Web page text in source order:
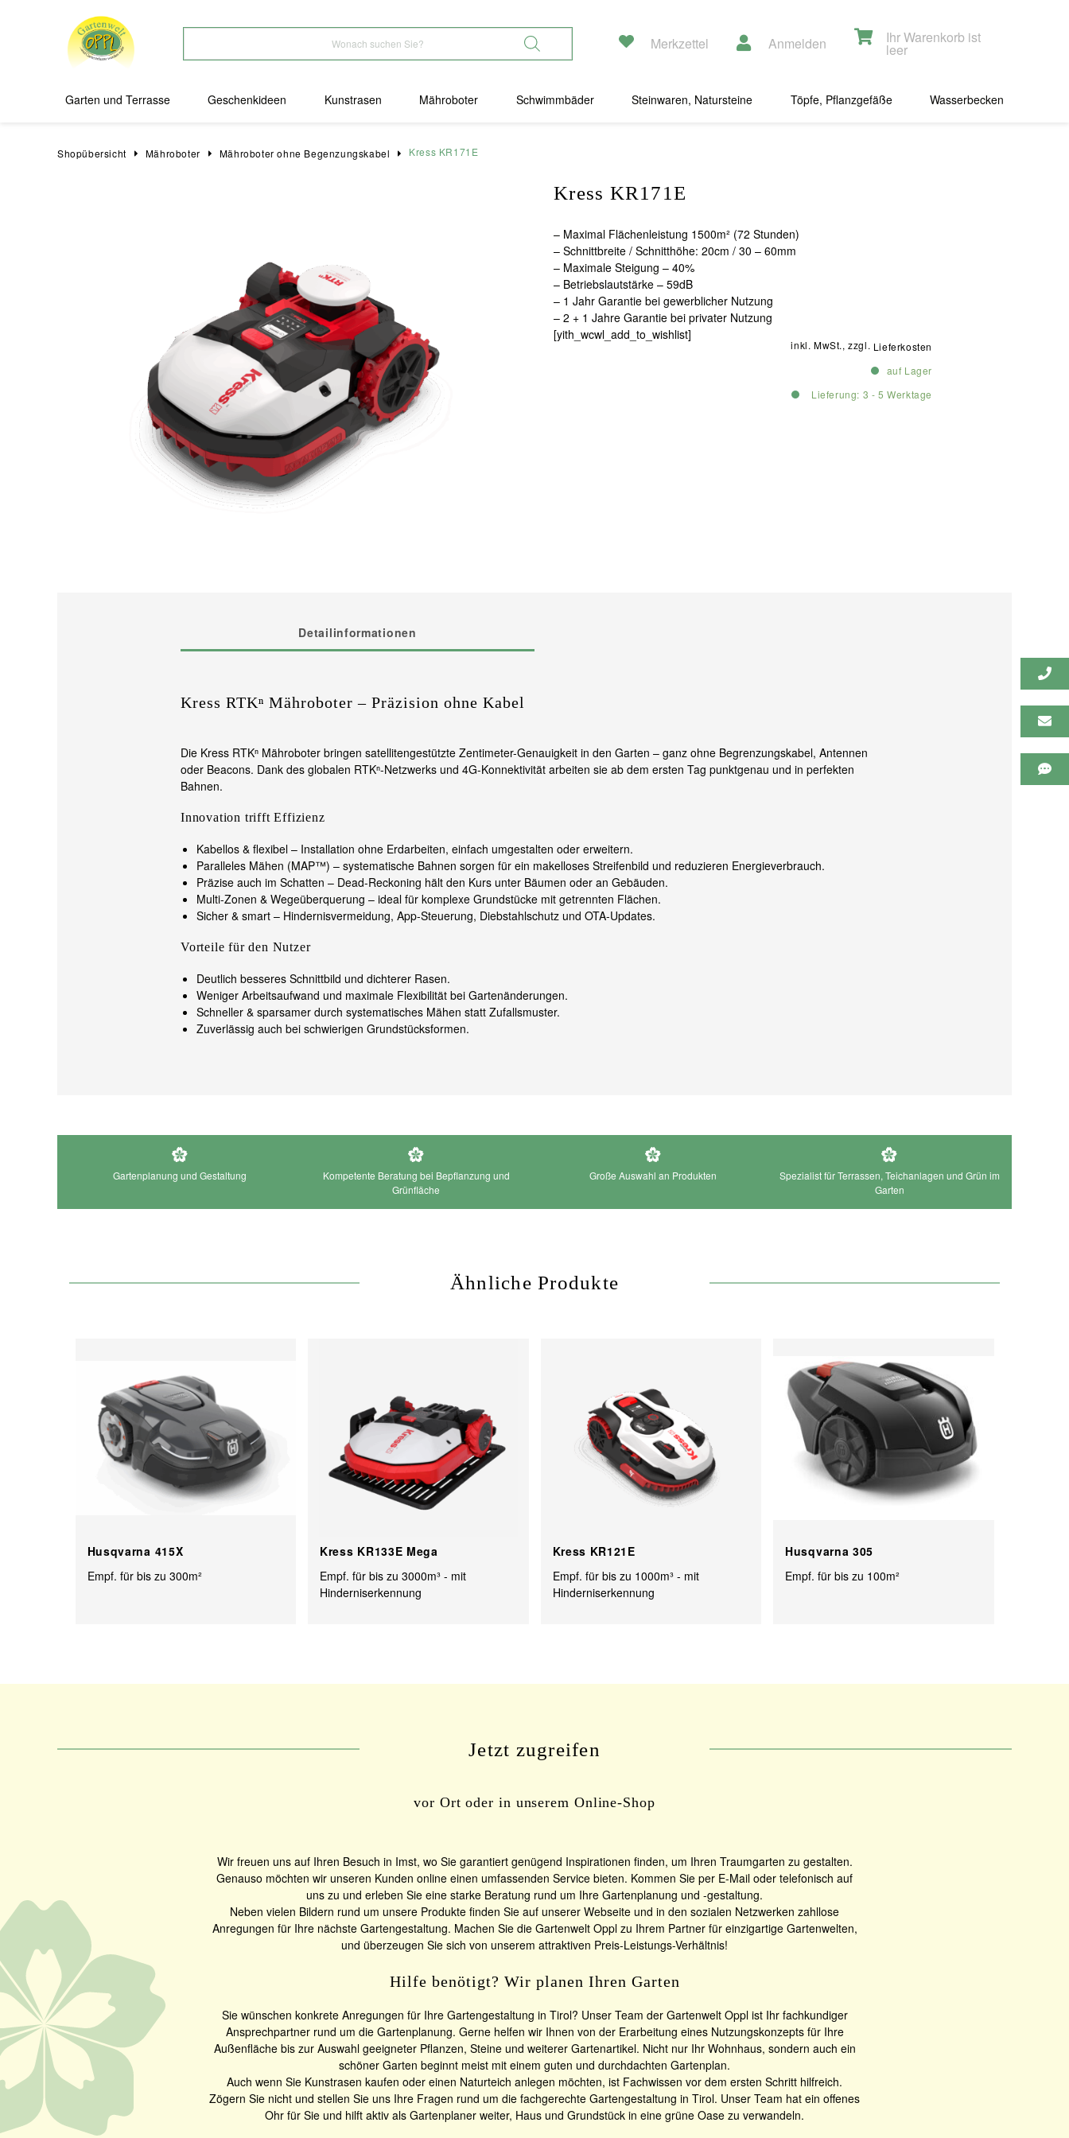
Merkzettel Anmelden Ihr Warenkorb ist
leer
Garten und Terrasse Geschenkideen Kunstrasen Mähroboter Schwimmbäder Steinwaren, Natursteine Töpfe, Pflanzgefäße Wasserbecken
Shopübersicht Mähroboter Mähroboter ohne Begenzungskabel Kress KR171E
Kress KR171E
– Maximal Flächenleistung 1500m² (72 Stunden)
– Schnittbreite / Schnitthöhe: 20cm / 30 – 60mm
– Maximale Steigung – 40%
– Betriebslautstärke – 59dB
– 1 Jahr Garantie bei gewerblicher Nutzung
– 2 + 1 Jahre Garantie bei privater Nutzung
[yith_wcwl_add_to_wishlist]
inkl. MwSt., zzgl. Lieferkosten
auf Lager
Lieferung: 3 - 5 Werktage
Detailinformationen
Kress RTKⁿ Mähroboter – Präzision ohne Kabel
Die Kress RTKⁿ Mähroboter bringen satellitengestützte Zentimeter-Genauigkeit in den Garten – ganz ohne Begrenzungskabel, Antennen
oder Beacons. Dank des globalen RTKⁿ-Netzwerks und 4G-Konnektivität arbeiten sie ab dem ersten Tag punktgenau und in perfekten
Bahnen.
Innovation trifft Effizienz
Kabellos & flexibel – Installation ohne Erdarbeiten, einfach umgestalten oder erweitern.
Paralleles Mähen (MAP™) – systematische Bahnen sorgen für ein makelloses Streifenbild und reduzieren Energieverbrauch.
Präzise auch im Schatten – Dead-Reckoning hält den Kurs unter Bäumen oder an Gebäuden.
Multi-Zonen & Wegeüberquerung – ideal für komplexe Grundstücke mit getrennten Flächen.
Sicher & smart – Hindernisvermeidung, App-Steuerung, Diebstahlschutz und OTA-Updates.
Vorteile für den Nutzer
Deutlich besseres Schnittbild und dichterer Rasen.
Weniger Arbeitsaufwand und maximale Flexibilität bei Gartenänderungen.
Schneller & sparsamer durch systematisches Mähen statt Zufallsmuster.
Zuverlässig auch bei schwierigen Grundstücksformen.
Gartenplanung und Gestaltung
Kompetente Beratung bei Bepflanzung und
Grünfläche
Große Auswahl an Produkten
Spezialist für Terrassen, Teichanlagen und Grün im
Garten
Ähnliche Produkte
Husqvarna 415X
Empf. für bis zu 300m²
Kress KR133E Mega
Empf. für bis zu 3000m³ - mit
Hinderniserkennung
Kress KR121E
Empf. für bis zu 1000m³ - mit
Hinderniserkennung
Husqvarna 305
Empf. für bis zu 100m²
Jetzt zugreifen
vor Ort oder in unserem Online-Shop
Wir freuen uns auf Ihren Besuch in Imst, wo Sie garantiert genügend Inspirationen finden, um Ihren Traumgarten zu gestalten.
Genauso möchten wir unseren Kunden online einen umfassenden Service bieten. Kommen Sie per E-Mail oder telefonisch auf
uns zu und erleben Sie eine starke Beratung rund um Ihre Gartenplanung und -gestaltung.
Neben vielen Bildern rund um unsere Produkte finden Sie auf unserer Webseite und in den sozialen Netzwerken zahllose
Anregungen für Ihre nächste Gartengestaltung. Machen Sie die Gartenwelt Oppl zu Ihrem Partner für einzigartige Gartenwelten,
und überzeugen Sie sich von unserem attraktiven Preis-Leistungs-Verhältnis!
Hilfe benötigt? Wir planen Ihren Garten
Sie wünschen konkrete Anregungen für Ihre Gartengestaltung in Tirol? Unser Team der Gartenwelt Oppl ist Ihr fachkundiger
Ansprechpartner rund um die Gartenplanung. Gerne helfen wir Ihnen von der Erarbeitung eines Nutzungskonzepts für Ihre
Außenfläche bis zur Auswahl geeigneter Pflanzen, Steine und weiterer Gartenartikel. Nicht nur Ihr Wohnhaus, sondern auch ein
schöner Garten beginnt meist mit einem guten und durchdachten Gartenplan.
Auch wenn Sie Kunstrasen kaufen oder einen Naturteich anlegen möchten, ist Fachwissen vor dem ersten Schritt hilfreich.
Zögern Sie nicht und stellen Sie uns Ihre Fragen rund um die fachgerechte Gartengestaltung in Tirol. Unser Team hat ein offenes
Ohr für Sie und hilft aktiv als Gartenplaner weiter, Haus und Grundstück in eine grüne Oase zu verwandeln.